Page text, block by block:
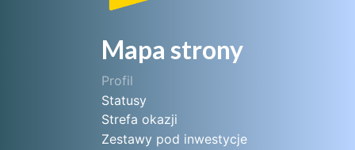
Mapa strony
Profil
Statusy
Strefa okazji
Zestawy pod inwestycje